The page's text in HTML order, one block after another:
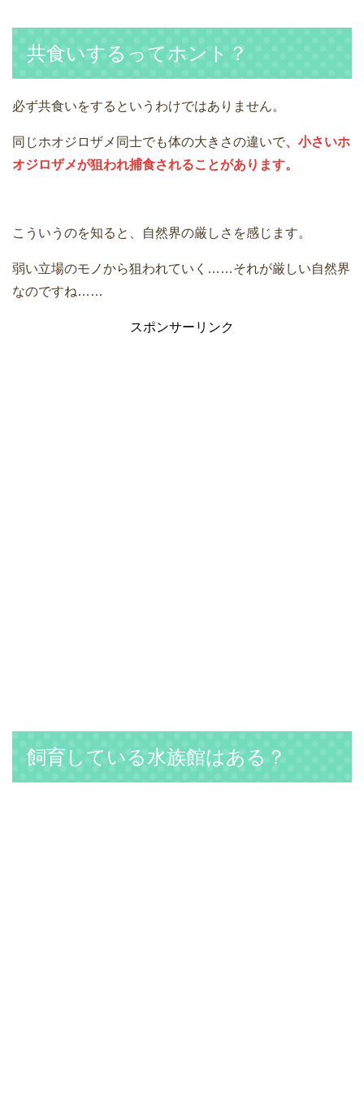
共食いするってホント？
必ず共食いをするというわけではありません。
同じホオジロザメ同士でも体の大きさの違いで、小さいホ
オジロザメが狙われ捕食されることがあります。
こういうのを知ると、自然界の厳しさを感じます。
弱い立場のモノから狙われていく……それが厳しい自然界
なのですね……
スポンサーリンク
飼育している水族館はある？